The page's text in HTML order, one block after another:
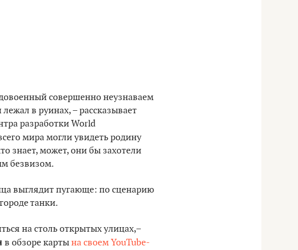
совершенно неузнаваем
в руинах, – рассказывает
разработки World
мира могли увидеть родину
знает, может, они бы захотели
безвизом.
выглядит пугающе: по сценарию
танки.
на столь открытых улицах,–
в обзоре картына своем YouTube-